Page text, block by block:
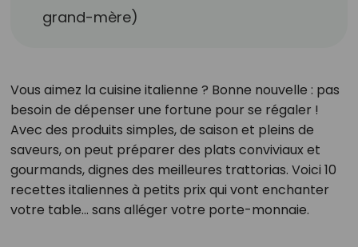
grand-mère)
Vous aimez la cuisine italienne ? Bonne nouvelle : pas
besoin de dépenser une fortune pour se régaler !
Avec des produits simples, de saison et pleins de
saveurs, on peut préparer des plats conviviaux et
gourmands, dignes des meilleures trattorias. Voici 10
recettes italiennes à petits prix qui vont enchanter
votre table… sans alléger votre porte-monnaie.